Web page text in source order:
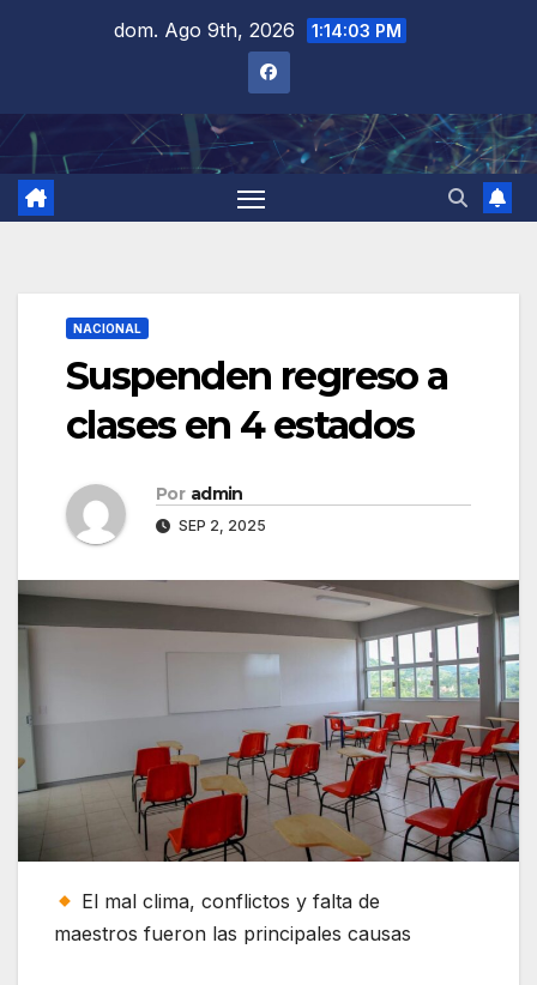
dom. Ago 9th, 2026 1:14:04 PM
NACIONAL
Suspenden regreso a
clases en 4 estados
Por admin
SEP 2, 2025
El mal clima, conflictos y falta de
maestros fueron las principales causas